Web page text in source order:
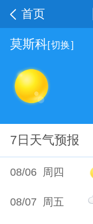
首页
莫斯科[切换]
7日天气预报
08/06 周四
08/07 周五